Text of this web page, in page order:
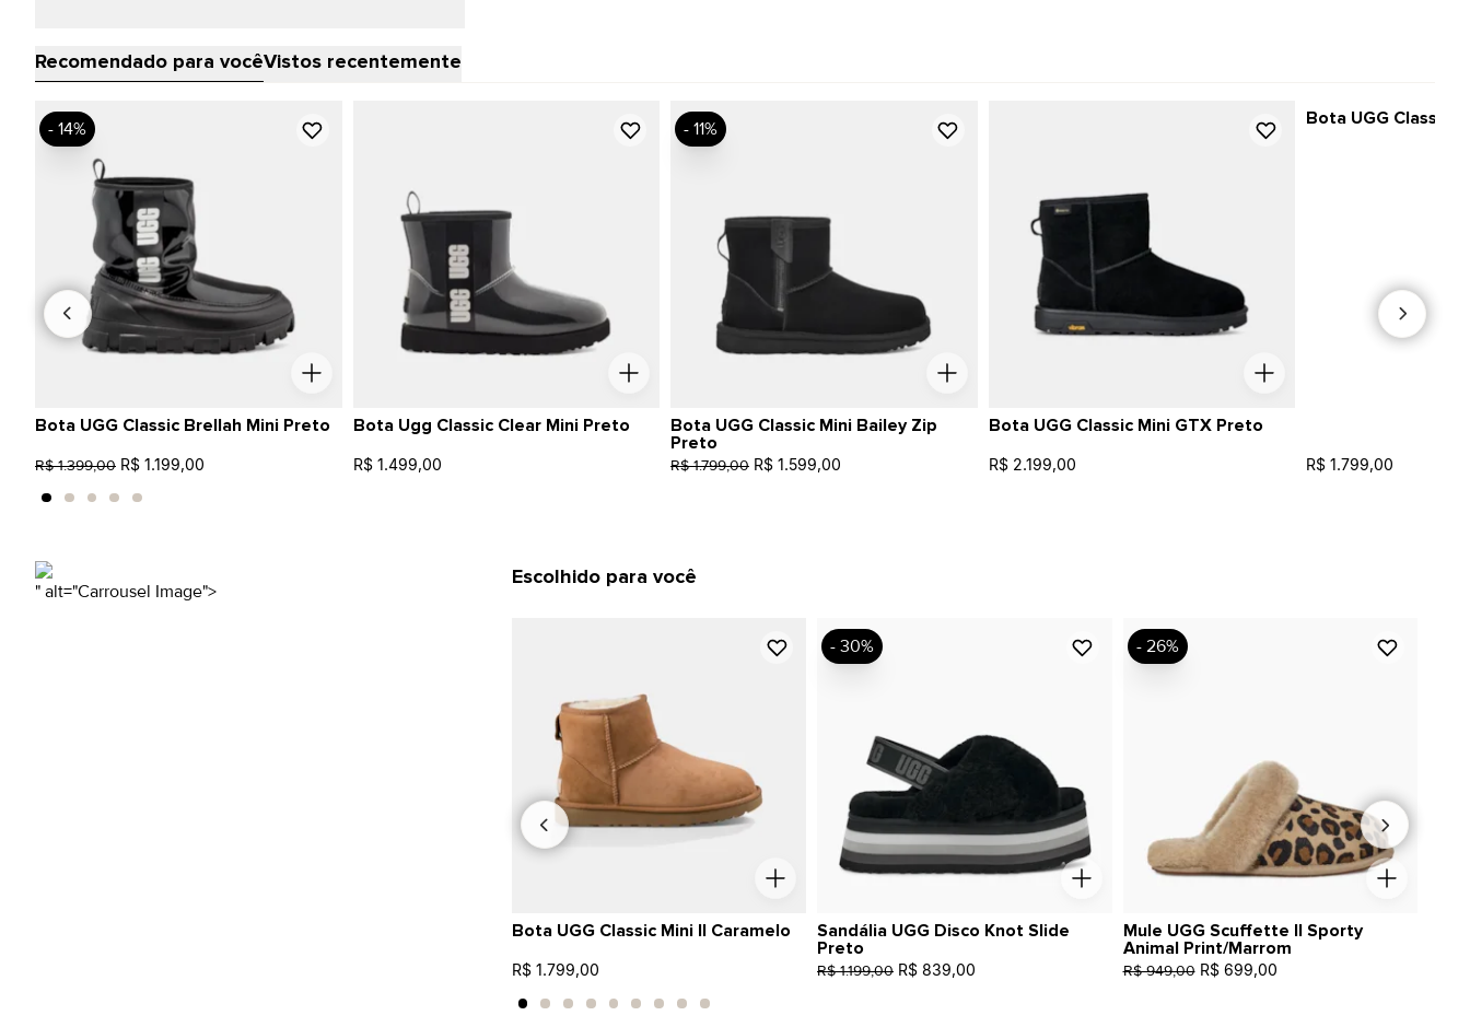
Recomendado para vocêVistos recentemente
Bota UGG Classic Brellah Mini Preto
R$ 1.399,00 R$ 1.199,00
- 14%
Bota Ugg Classic Clear Mini Preto
R$ 1.499,00
Bota UGG Classic Mini Bailey Zip
Preto
R$ 1.799,00 R$ 1.599,00
- 11%
Bota UGG Classic Mini GTX Preto
R$ 2.199,00
Bota UGG Classic
R$ 1.799,00
" alt="Carrousel Image">
Escolhido para você
Bota UGG Classic Mini II Caramelo
R$ 1.799,00
Sandália UGG Disco Knot Slide
Preto
R$ 1.199,00 R$ 839,00
- 30%
Mule UGG Scuffette II Sporty
Animal Print/Marrom
R$ 949,00 R$ 699,00
- 26%